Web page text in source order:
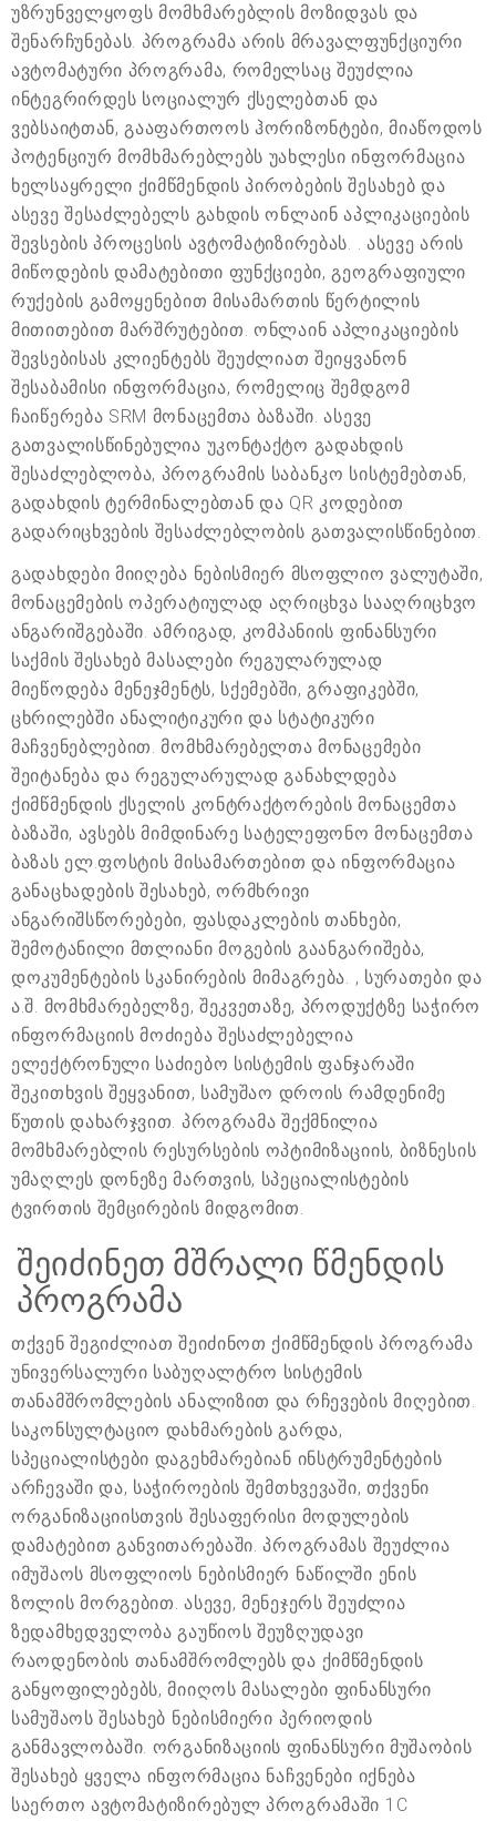
უზრუნველყოფს მომხმარებლის მოზიდვას და
შენარჩუნებას. პროგრამა არის მრავალფუნქციური
ავტომატური პროგრამა, რომელსაც შეუძლია
ინტეგრირდეს სოციალურ ქსელებთან და
ვებსაიტთან, გააფართოოს ჰორიზონტები, მიაწოდოს
პოტენციურ მომხმარებლებს უახლესი ინფორმაცია
ხელსაყრელი ქიმწმენდის პირობების შესახებ და
ასევე შესაძლებელს გახდის ონლაინ აპლიკაციების
შევსების პროცესის ავტომატიზირებას. . ასევე არის
მიწოდების დამატებითი ფუნქციები, გეოგრაფიული
რუქების გამოყენებით მისამართის წერტილის
მითითებით მარშრუტებით. ონლაინ აპლიკაციების
შევსებისას კლიენტებს შეუძლიათ შეიყვანონ
შესაბამისი ინფორმაცია, რომელიც შემდგომ
ჩაიწერება SRM მონაცემთა ბაზაში. ასევე
გათვალისწინებულია უკონტაქტო გადახდის
შესაძლებლობა, პროგრამის საბანკო სისტემებთან,
გადახდის ტერმინალებთან და QR კოდებით
გადარიცხვების შესაძლებლობის გათვალისწინებით.
გადახდები მიიღება ნებისმიერ მსოფლიო ვალუტაში,
მონაცემების ოპერატიულად აღრიცხვა სააღრიცხვო
ანგარიშგებაში. ამრიგად, კომპანიის ფინანსური
საქმის შესახებ მასალები რეგულარულად
მიეწოდება მენეჯმენტს, სქემებში, გრაფიკებში,
ცხრილებში ანალიტიკური და სტატიკური
მაჩვენებლებით. მომხმარებელთა მონაცემები
შეიტანება და რეგულარულად განახლდება
ქიმწმენდის ქსელის კონტრაქტორების მონაცემთა
ბაზაში, ავსებს მიმდინარე სატელეფონო მონაცემთა
ბაზას ელ.ფოსტის მისამართებით და ინფორმაცია
განაცხადების შესახებ, ორმხრივი
ანგარიშსწორებები, ფასდაკლების თანხები,
შემოტანილი მთლიანი მოგების გაანგარიშება,
დოკუმენტების სკანირების მიმაგრება. , სურათები და
ა.შ. მომხმარებელზე, შეკვეთაზე, პროდუქტზე საჭირო
ინფორმაციის მოძიება შესაძლებელია
ელექტრონული საძიებო სისტემის ფანჯარაში
შეკითხვის შეყვანით, სამუშაო დროის რამდენიმე
წუთის დახარჯვით. პროგრამა შექმნილია
მომხმარებლის რესურსების ოპტიმიზაციის, ბიზნესის
უმაღლეს დონეზე მართვის, სპეციალისტების
ტვირთის შემცირების მიდგომით.
შეიძინეთ მშრალი წმენდის
პროგრამა
თქვენ შეგიძლიათ შეიძინოთ ქიმწმენდის პროგრამა
უნივერსალური საბუღალტრო სისტემის
თანამშრომლების ანალიზით და რჩევების მიღებით.
საკონსულტაციო დახმარების გარდა,
სპეციალისტები დაგეხმარებიან ინსტრუმენტების
არჩევაში და, საჭიროების შემთხვევაში, თქვენი
ორგანიზაციისთვის შესაფერისი მოდულების
დამატებით განვითარებაში. პროგრამას შეუძლია
იმუშაოს მსოფლიოს ნებისმიერ ნაწილში ენის
ზოლის მორგებით. ასევე, მენეჯერს შეუძლია
ზედამხედველობა გაუწიოს შეუზღუდავი
რაოდენობის თანამშრომლებს და ქიმწმენდის
განყოფილებებს, მიიღოს მასალები ფინანსური
სამუშაოს შესახებ ნებისმიერი პერიოდის
განმავლობაში. ორგანიზაციის ფინანსური მუშაობის
შესახებ ყველა ინფორმაცია ნაჩვენები იქნება
საერთო ავტომატიზირებულ პროგრამაში 1C